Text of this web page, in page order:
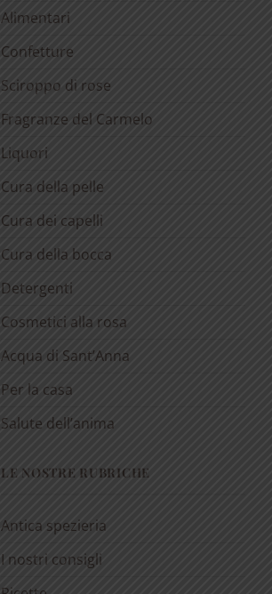
Alimentari
Confetture
Sciroppo di rose
Fragranze del Carmelo
Liquori
Cura della pelle
Cura dei capelli
Cura della bocca
Detergenti
Cosmetici alla rosa
Acqua di Sant’Anna
Per la casa
Salute dell’anima
LE NOSTRE RUBRICHE
Antica spezieria
I nostri consigli